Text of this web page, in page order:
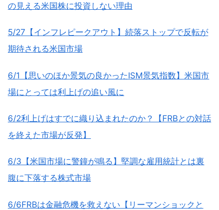
の見える米国株に投資しない理由
5/27【インフレピークアウト】続落ストップで反転が
期待される米国市場
6/1【思いのほか景気の良かったISM景気指数】米国市
場にとっては利上げの追い風に
6/2利上げはすでに織り込まれたのか？【FRBとの対話
を終えた市場が反発】
6/3【米国市場に警鐘が鳴る】堅調な雇用統計とは裏
腹に下落する株式市場
6/6FRBは金融危機を救えない【リーマンショックと